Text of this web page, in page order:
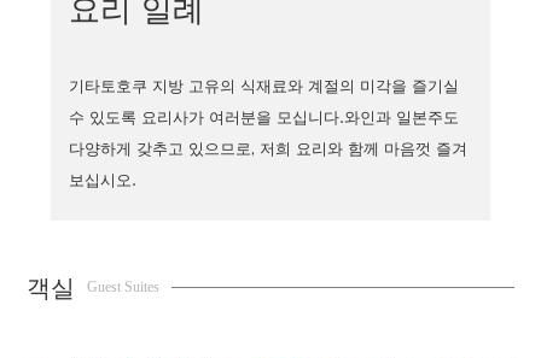
요리 일례
기타토호쿠 지방 고유의 식재료와 계절의 미각을 즐기실
수 있도록 요리사가 여러분을 모십니다.와인과 일본주도
다양하게 갖추고 있으므로, 저희 요리와 함께 마음껏 즐겨
보십시오.
객실 Guest Suites